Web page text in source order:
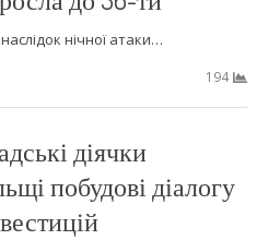
нічної атаки…
194
діячки
побудові діалогу